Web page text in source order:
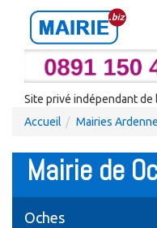
Site privé indépendant de
Accueil
Mairies
Mairie de
Oches